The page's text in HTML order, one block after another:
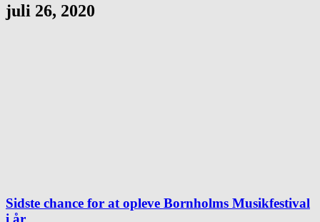
juli 26, 2020
Sidste chance for at opleve Bornholms Musikfestival